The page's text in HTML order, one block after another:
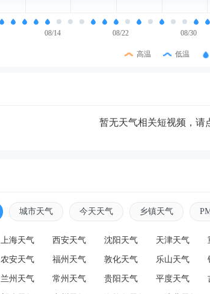
08/14 08/22 08/30
高温 低温
暂无天气相关短视频，请
城市天气 今天天气 乡镇天气
上海天气 西安天气 沈阳天气 天津天气
农安天气 福州天气 敦化天气 乐山天气
兰州天气 常州天气 贵阳天气 平度天气